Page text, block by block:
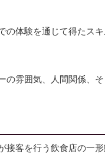
の体験を通じて得たス
の雰囲気、人間関係、
接客を行う飲食店の一形